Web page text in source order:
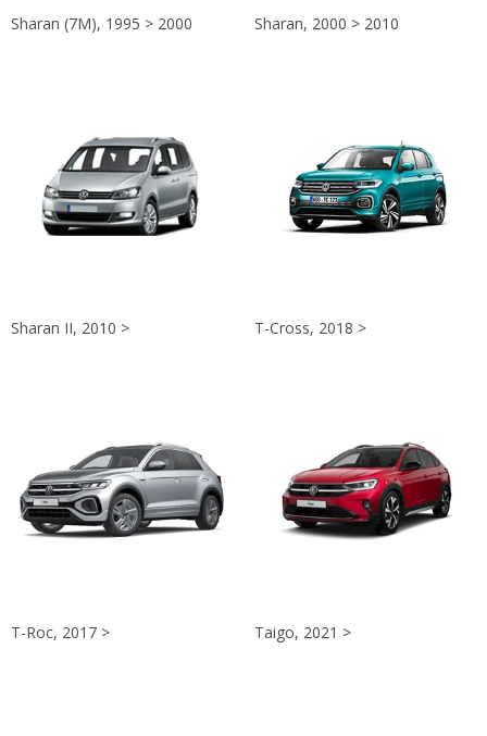
Sharan (7M), 1995 > 2000 Sharan, 2000 > 2010
Sharan II, 2010 > T-Cross, 2018 >
T-Roc, 2017 > Taigo, 2021 >